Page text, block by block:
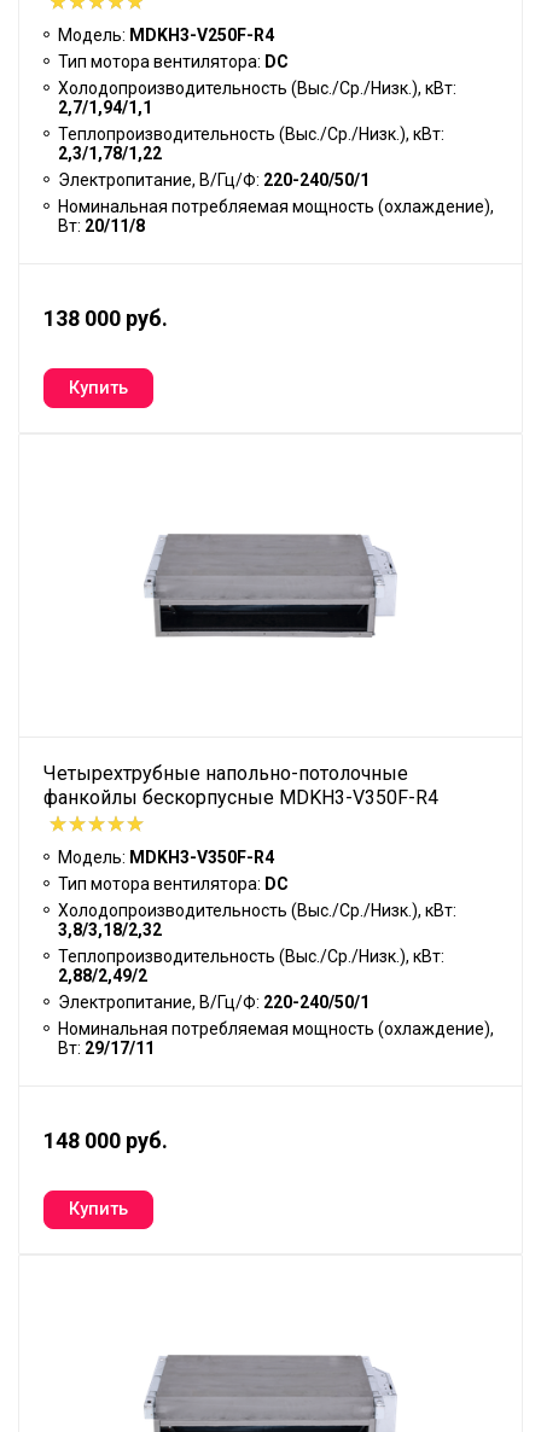
Модель: MDKH3-V250F-R4
Тип мотора вентилятора: DC
Холодопроизводительность (Выс./Ср./Низк.), кВт:
2,7/1,94/1,1
Теплопроизводительность (Выс./Ср./Низк.), кВт:
2,3/1,78/1,22
Электропитание, В/Гц/Ф: 220-240/50/1
Номинальная потребляемая мощность (охлаждение),
Вт: 20/11/8
138 000 руб.
Четырехтрубные напольно-потолочные
фанкойлы бескорпусные MDKH3-V350F-R4
Модель: MDKH3-V350F-R4
Тип мотора вентилятора: DC
Холодопроизводительность (Выс./Ср./Низк.), кВт:
3,8/3,18/2,32
Теплопроизводительность (Выс./Ср./Низк.), кВт:
2,88/2,49/2
Электропитание, В/Гц/Ф: 220-240/50/1
Номинальная потребляемая мощность (охлаждение),
Вт: 29/17/11
148 000 руб.